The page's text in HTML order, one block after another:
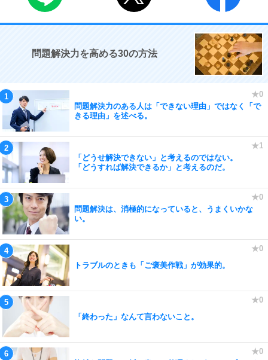
問題解決力を高める30の方法
問題解決力のある人は「できない理由」ではなく「で
きる理由」を述べる。
「どうせ解決できない」と考えるのではない。
「どうすれば解決できるか」と考えるのだ。
問題解決は、消極的になっていると、うまくいかな
い。
トラブルのときも「ご褒美作戦」が効果的。
「終わった」なんて言わないこと。